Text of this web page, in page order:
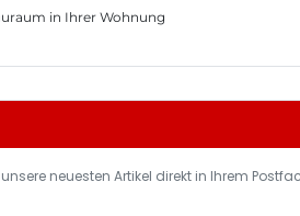
in Ihrer Wohnung
neuesten Artikel direkt in Ihrem